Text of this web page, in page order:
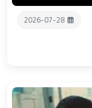
2026-07-28